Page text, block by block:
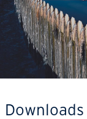
Downloads